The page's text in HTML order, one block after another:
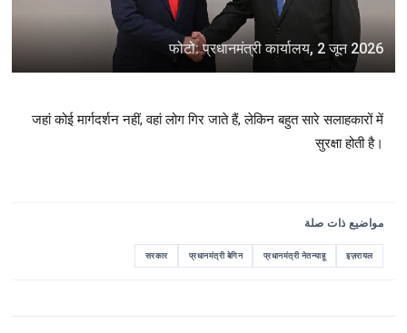
फोटो: प्रधानमंत्री कार्यालय, 2 जून 2026
जहां कोई मार्गदर्शन नहीं, वहां लोग गिर जाते हैं, लेकिन बहुत सारे सलाहकारों में
सुरक्षा होती है।
مواضيع ذات صلة
इज़रायल
प्रधानमंत्री नेतन्याहू
प्रधानमंत्री बेगिन
सरकार